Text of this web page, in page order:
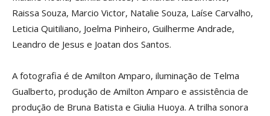
Raissa Souza, Marcio Victor, Natalie Souza, Laíse Carvalho,
Leticia Quitiliano, Joelma Pinheiro, Guilherme Andrade,
Leandro de Jesus e Joatan dos Santos.
A fotografia é de Amilton Amparo, iluminação de Telma
Gualberto, produção de Amilton Amparo e assistência de
produção de Bruna Batista e Giulia Huoya. A trilha sonora